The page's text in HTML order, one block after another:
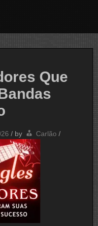
Que
/ by Carlão /